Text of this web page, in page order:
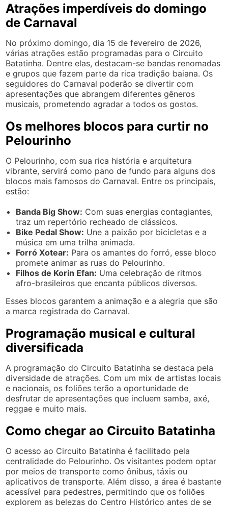
Atrações imperdíveis do domingo
de Carnaval
No próximo domingo, dia 15 de fevereiro de 2026,
várias atrações estão programadas para o Circuito
Batatinha. Dentre elas, destacam-se bandas renomadas
e grupos que fazem parte da rica tradição baiana. Os
seguidores do Carnaval poderão se divertir com
apresentações que abrangem diferentes gêneros
musicais, prometendo agradar a todos os gostos.
Os melhores blocos para curtir no
Pelourinho
O Pelourinho, com sua rica história e arquitetura
vibrante, servirá como pano de fundo para alguns dos
blocos mais famosos do Carnaval. Entre os principais,
estão:
Banda Big Show: Com suas energias contagiantes,
traz um repertório recheado de clássicos.
Bike Pedal Show: Une a paixão por bicicletas e a
música em uma trilha animada.
Forró Xotear: Para os amantes do forró, esse bloco
promete animar as ruas do Pelourinho.
Filhos de Korin Efan: Uma celebração de ritmos
afro-brasileiros que encanta públicos diversos.
Esses blocos garantem a animação e a alegria que são
a marca registrada do Carnaval.
Programação musical e cultural
diversificada
A programação do Circuito Batatinha se destaca pela
diversidade de atrações. Com um mix de artistas locais
e nacionais, os foliões terão a oportunidade de
desfrutar de apresentações que incluem samba, axé,
reggae e muito mais.
Como chegar ao Circuito Batatinha
O acesso ao Circuito Batatinha é facilitado pela
centralidade do Pelourinho. Os visitantes podem optar
por meios de transporte como ônibus, táxis ou
aplicativos de transporte. Além disso, a área é bastante
acessível para pedestres, permitindo que os foliões
explorem as belezas do Centro Histórico antes de se